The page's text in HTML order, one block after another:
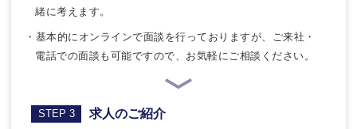
緒に考えます。
・基本的にオンラインで面談を行っておりますが、ご来社・
電話での面談も可能ですので、お気軽にご相談ください。
STEP 3 求人のご紹介